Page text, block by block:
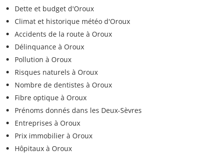
Dette et budget d'Oroux
Climat et historique météo d'Oroux
Accidents de la route à Oroux
Délinquance à Oroux
Pollution à Oroux
Risques naturels à Oroux
Nombre de dentistes à Oroux
Fibre optique à Oroux
Prénoms donnés dans les Deux-Sèvres
Entreprises à Oroux
Prix immobilier à Oroux
Hôpitaux à Oroux